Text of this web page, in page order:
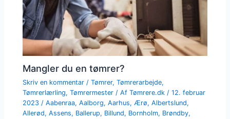
Mangler du en tømrer?
Skriv en kommentar /Tømrer,Tømrerarbejde,
Tømrerlærling,Tømrermester / AfTømrere.dk/12. februar
2023/Aabenraa,Aalborg,Aarhus,Ærø,Albertslund,
Allerød,Assens, Ballerup, Billund, Bornholm, Brøndby,